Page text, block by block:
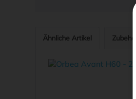
Ähnliche Artikel Zubehör